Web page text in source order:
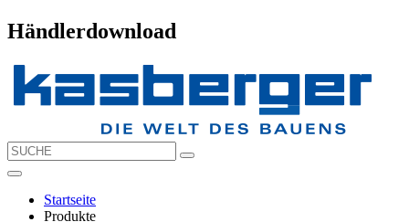
Händlerdownload
Startseite
Produkte